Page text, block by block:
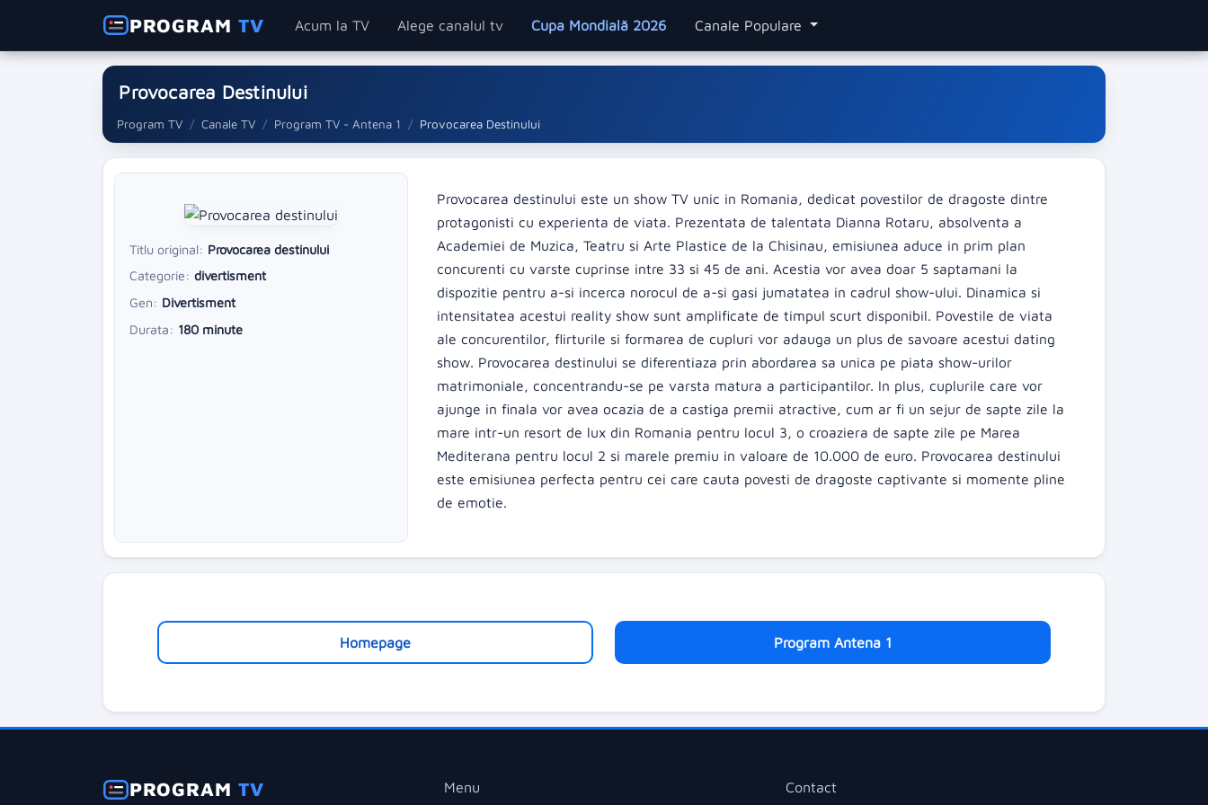
PROGRAMTV Acum la TV Alege canalul tv Cupa Mondială 2026 Canale Populare
Provocarea Destinului
Program TV Canale TV Program TV - Antena 1 Provocarea Destinului
Titlu original: Provocarea destinului
Categorie: divertisment
Gen: Divertisment
Durata: 180 minute
Provocarea destinului este un show TV unic in Romania, dedicat povestilor de dragoste dintre
protagonisti cu experienta de viata. Prezentata de talentata Dianna Rotaru, absolventa a
Academiei de Muzica, Teatru si Arte Plastice de la Chisinau, emisiunea aduce in prim plan
concurenti cu varste cuprinse intre 33 si 45 de ani. Acestia vor avea doar 5 saptamani la
dispozitie pentru a-si incerca norocul de a-si gasi jumatatea in cadrul show-ului. Dinamica si
intensitatea acestui reality show sunt amplificate de timpul scurt disponibil. Povestile de viata
ale concurentilor, flirturile si formarea de cupluri vor adauga un plus de savoare acestui dating
show. Provocarea destinului se diferentiaza prin abordarea sa unica pe piata show-urilor
matrimoniale, concentrandu-se pe varsta matura a participantilor. In plus, cuplurile care vor
ajunge in finala vor avea ocazia de a castiga premii atractive, cum ar fi un sejur de sapte zile la
mare intr-un resort de lux din Romania pentru locul 3, o croaziera de sapte zile pe Marea
Mediterana pentru locul 2 si marele premiu in valoare de 10.000 de euro. Provocarea destinului
este emisiunea perfecta pentru cei care cauta povesti de dragoste captivante si momente pline
de emotie.
Homepage Program Antena 1
PROGRAMTV Menu Contact